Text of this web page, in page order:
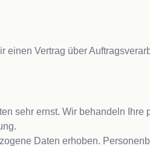
Vertrag über
sehr ernst. Wir behandeln
Daten erhoben.